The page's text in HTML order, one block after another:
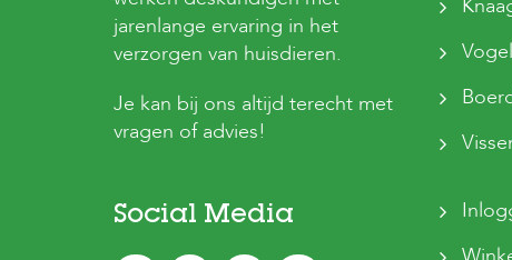
jarenlange ervaring in het
verzorgen van huisdieren.
Je kan bij ons altijd terecht met
vragen of advies!
Social Media